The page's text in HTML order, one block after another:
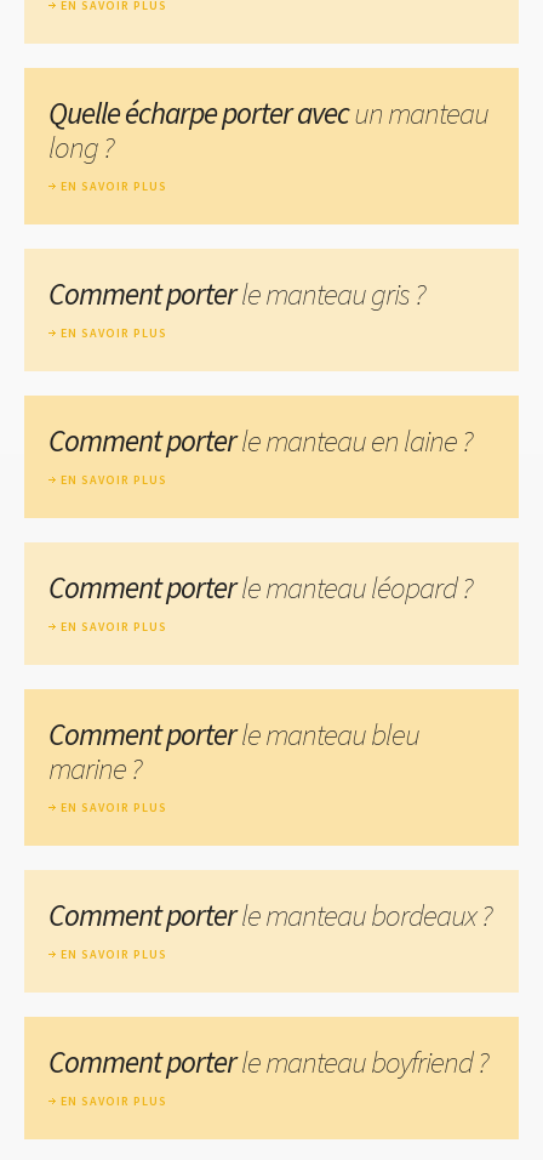
EN SAVOIR PLUS
Quelle écharpe porter avecun manteau
long ?
EN SAVOIR PLUS
Comment porterle manteau gris ?
EN SAVOIR PLUS
Comment porterle manteau en laine ?
EN SAVOIR PLUS
Comment porterle manteau léopard ?
EN SAVOIR PLUS
Comment porterle manteau bleu
marine ?
EN SAVOIR PLUS
Comment porterle manteau bordeaux ?
EN SAVOIR PLUS
Comment porterle manteau boyfriend ?
EN SAVOIR PLUS